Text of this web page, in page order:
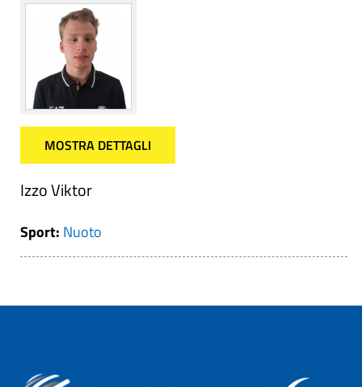
MOSTRA DETTAGLI
Izzo Viktor
Sport: Nuoto